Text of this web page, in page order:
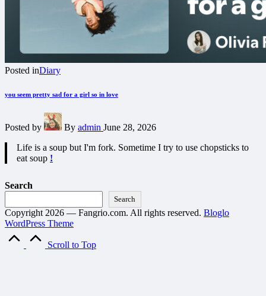
Posted inDiary
you seem pretty sad for a girl so in love
Posted by By admin June 28, 2026
Life is a soup but I'm fork. Sometime I try to use chopsticks to
eat soup !
Search
Search
Copyright 2026 — Fangrio.com. All rights reserved. Bloglo
WordPress Theme
Scroll to Top